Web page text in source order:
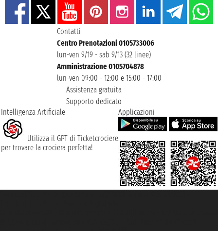
Contatti
Centro Prenotazioni 0105733006
lun-ven 9/19 - sab 9/13 (32 linee)
Amministrazione 0105704878
lun-ven 09:00 - 12:00 e 15:00 - 17:00
Assistenza gratuita
Supporto dedicato
Intelligenza Artificiale
Utilizza il GPT di Ticketcrociere
per trovare la crociera perfetta!
Applicazioni